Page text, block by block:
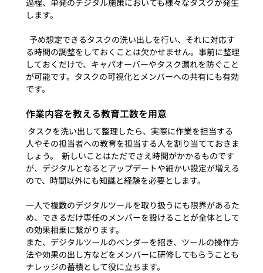
します。
る時間の調整をしておくことは欠かせません。事前に整理
しておくだけで、キャパオーバーやタスク漏れを防ぐこと
が可能です。タスクの可視化とメンバーへの共有にも有効
です。
作業内容を教える教育工数を用意
人やその担当者への教育を担当する人を割り当てておきま
しょう。  新しいことはただでさえ時間がかかるものです
が、デジタルとなるとアップデートや細かい設定が増える
ので、時間以外にも知識と経験を必要とします。
一人で複数のデジタルツールを取り扱うにも限界があるた
め、できるだけ専任のメンバーを設けることが全体として
の効果相乗に繋がります。
また、デジタルツールのベンダーを招き、ツールの操作方
法や効果の出し方などをメンバーに研修してもらうことも
ナレッジの蓄積として役に立ちます。